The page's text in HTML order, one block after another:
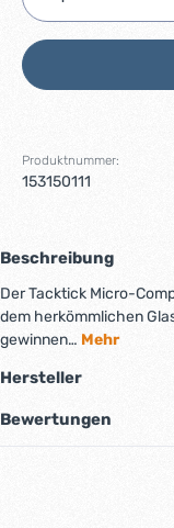
Produktnummer:
153150111
Beschreibung
Der Tacktick Micro-
dem herkömmlichen
gewinnen… Mehr
Hersteller
Bewertungen